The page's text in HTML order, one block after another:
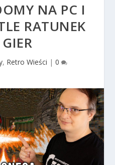
NA PC I
RATUNEK
, Retro Wieści | 0